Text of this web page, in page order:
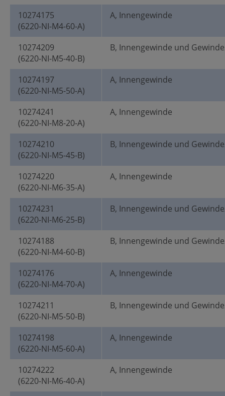
10274175
(6220-NI-M4-60-A)
A, Innengewinde
10274209
(6220-NI-M5-40-B)
B, Innengewinde und
10274197
(6220-NI-M5-50-A)
A, Innengewinde
10274241
(6220-NI-M8-20-A)
A, Innengewinde
10274210
(6220-NI-M5-45-B)
B, Innengewinde und
10274220
(6220-NI-M6-35-A)
A, Innengewinde
10274231
(6220-NI-M6-25-B)
B, Innengewinde und
10274188
(6220-NI-M4-60-B)
B, Innengewinde und
10274176
(6220-NI-M4-70-A)
A, Innengewinde
10274211
(6220-NI-M5-50-B)
B, Innengewinde und
10274198
(6220-NI-M5-60-A)
A, Innengewinde
10274222
(6220-NI-M6-40-A)
A, Innengewinde